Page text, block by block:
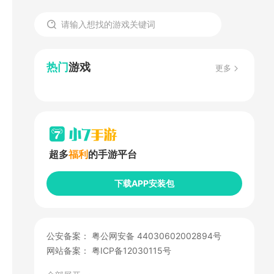
热门游戏 更多
超多福利 的手游平台
下载APP安装包
公安备案： 粤公网安备 44030602002894号
网站备案： 粤ICP备12030115号